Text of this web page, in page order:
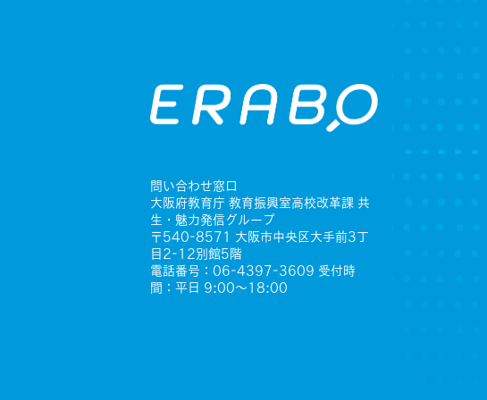
問い合わせ窓口
大阪府教育庁 教育振興室高校改革課 共
生・魅力発信グループ
〒540-8571 大阪市中央区大手前3丁
目2-12別館5階
電話番号：06-4397-3609 受付時
間：平日 9:00〜18:00